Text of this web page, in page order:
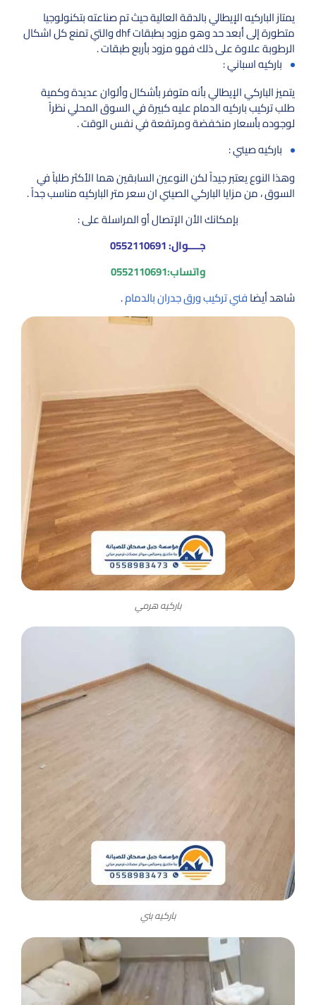
يمتاز الباركيه الإيطالي بالدقة العالية حيث تم صناعته بتكنولوجيا
متطورة إلى أبعد حد وهو مزود بطبقات dhf والتي تمنع كل اشكال
الرطوبة علاوة على ذلك فهو مزود بأربع طبقات .
باركيه اسباني :
يتميز الباركي الإيطالي بأنه متوفر بأشكال وألوان عديدة وكمية
طلب تركيب باركيه الدمام عليه كبيرة في السوق المحلي نظراً
لوجوده بأسعار منخفضة ومرتفعة في نفس الوقت .
باركيه صيني :
وهذا النوع يعتبر جيداً لكن النوعين السابقين هما الأكثر طلباً في
السوق ، من مزايا الباركي الصيني ان سعر متر الباركيه مناسب جداً .
بإمكانك الأن الإتصال أو المراسلة على :
جــــوال:0552110691
واتساب:0552110691
شاهد أيضافني تركيب ورق جدران بالدمام.
باركيه هرمي
باركيه بني